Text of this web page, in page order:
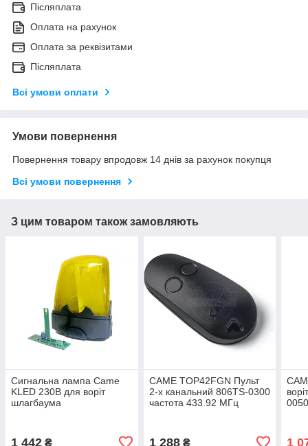
Післяплата
Оплата на рахунок
Оплата за реквізитами
Післяплата
Всі умови оплати
Умови повернення
Повернення товару впродовж 14 днів за рахунок покупця
Всі умови повернення
З цим товаром також замовляють
Сигнальна лампа Came
KLED 230В для воріт
шлагбаума
1 442 ₴
CAME TOP42FGN Пульт
2-х канальний 806TS-0300
частота 433.92 МГц
1 288₴ 1